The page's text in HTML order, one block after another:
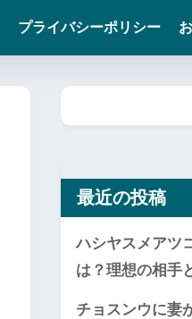
プライバシーポリシー
最近の投稿
ハシヤスメアツ
は？理想の相手
チョスンウに妻